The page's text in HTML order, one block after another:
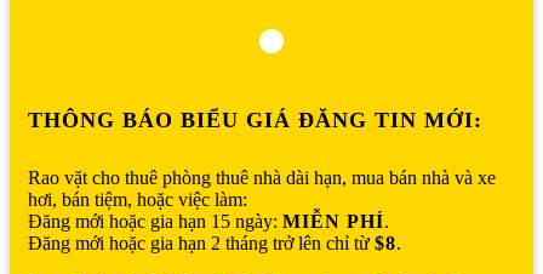
THÔNG BÁO BIỂU GIÁ ĐĂNG TIN MỚI:
Rao vặt cho thuê phòng thuê nhà dài hạn, mua bán nhà và xe
hơi, bán tiệm, hoặc việc làm:
Đăng mới hoặc gia hạn 15 ngày: MIỄN PHÍ.
Đăng mới hoặc gia hạn 2 tháng trở lên chỉ từ $8.